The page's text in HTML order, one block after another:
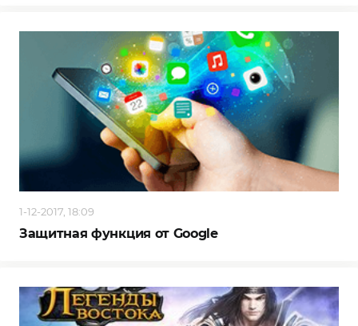
1-12-2017, 18:09
Защитная функция от Google